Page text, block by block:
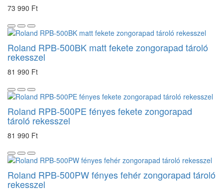
73 990 Ft
Roland RPB-500BK matt fekete zongorapad tároló
rekesszel
81 990 Ft
Roland RPB-500PE fényes fekete zongorapad
tároló rekesszel
81 990 Ft
Roland RPB-500PW fényes fehér zongorapad tároló
rekesszel